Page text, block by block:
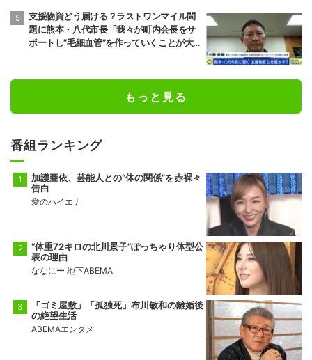
支援物資どう届ける？ラストワンマイル問
題に熊本・八代市長「我々が町内会長をサ
ポートし”毛細血管”を作っていくことが大
もっと見る
番組ランキング
加護亜依、芸能人との“体の関係”を赤裸々
告白
愛のハイエナ
“体重72キロの北川景子”ぽっちゃり体型公
表の理由
ななにー 地下ABEMA
「ゴミ屋敷」「孤独死」布川敏和の離婚後
の絶望生活
ABEMAエンタメ